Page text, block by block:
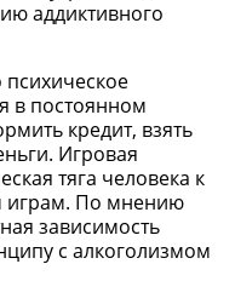
аддиктивного
в постоянном
кредит, взять
Игровая
тяга человека к
играм. По мнению
зависимость
с алкоголизмом